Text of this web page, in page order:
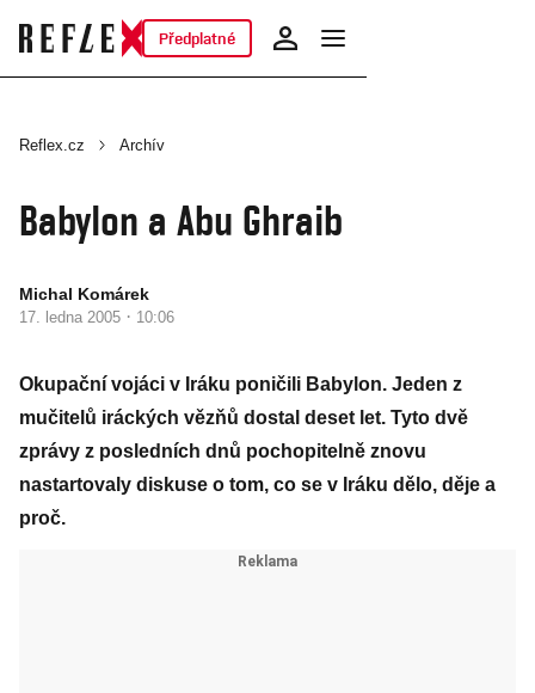
Předplatné
Reflex.cz Archív
Babylon a Abu Ghraib
Michal Komárek
17. ledna 2005 · 10:06
Okupační vojáci v Iráku poničili Babylon. Jeden z
mučitelů iráckých vězňů dostal deset let. Tyto dvě
zprávy z posledních dnů pochopitelně znovu
nastartovaly diskuse o tom, co se v Iráku dělo, děje a
proč.